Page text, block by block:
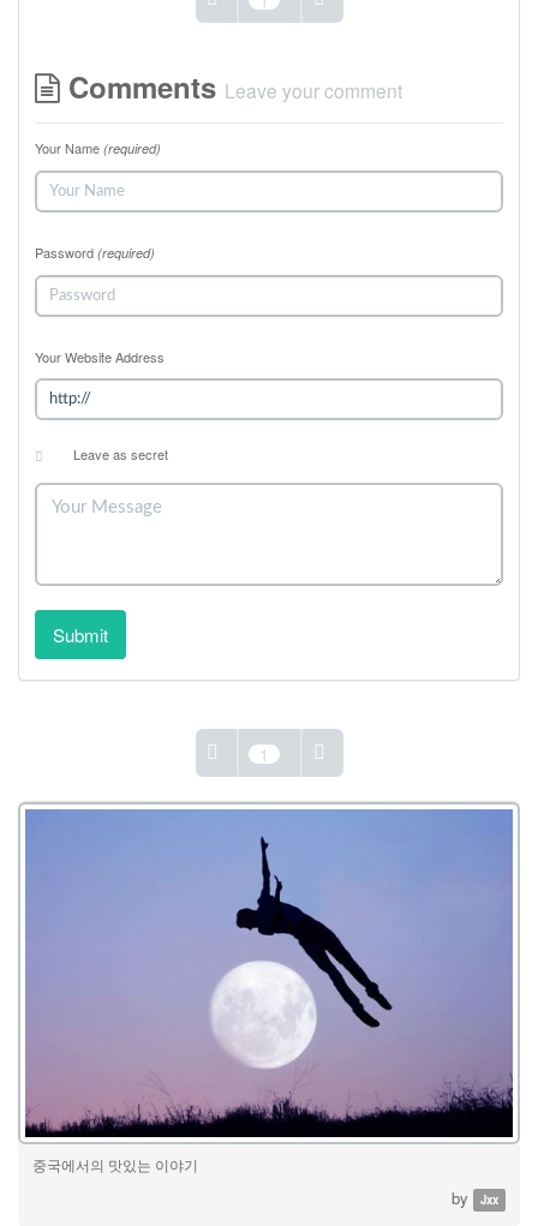
Comments Leave your comment
Your Name (required)
Password (required)
Your Website Address
Leave as secret
Submit
1
중국에서의 맛있는 이야기
by Jxx